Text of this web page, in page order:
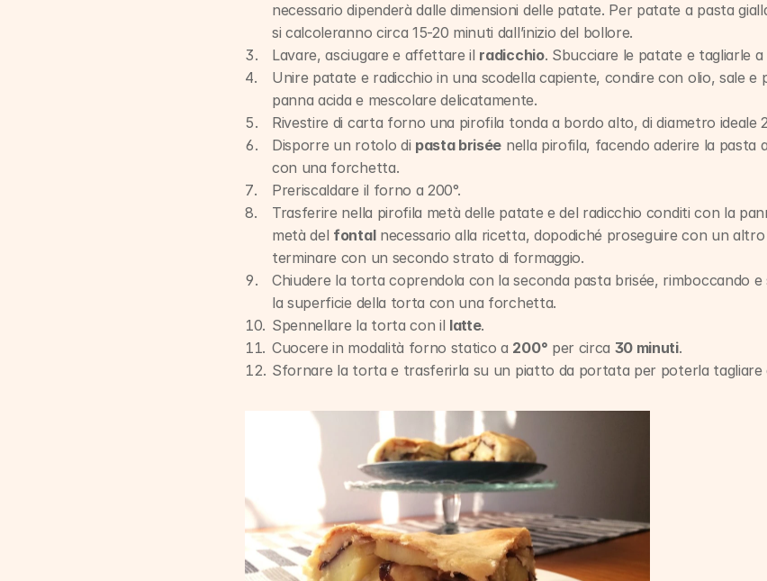
necessario dipenderà dalle dimensioni delle patate. Per patate a pasta
si calcoleranno circa 15-20 minuti dall’inizio del bollore.
Lavare, asciugare e affettare il radicchio. Sbucciare le patate e tagliarle a
Unire patate e radicchio in una scodella capiente, condire con olio, sale e
panna acida e mescolare delicatamente.
Rivestire di carta forno una pirofila tonda a bordo alto, di diametro ideale
Disporre un rotolo di pasta brisée nella pirofila, facendo aderire la pasta
con una forchetta.
Preriscaldare il forno a 200°.
Trasferire nella pirofila metà delle patate e del radicchio conditi con la
metà del fontal necessario alla ricetta, dopodiché proseguire con un
terminare con un secondo strato di formaggio.
Chiudere la torta coprendola con la seconda pasta brisée, rimboccando e
la superficie della torta con una forchetta.
Spennellare la torta con il latte.
Cuocere in modalità forno statico a 200° per circa 30 minuti.
Sfornare la torta e trasferirla su un piatto da portata per poterla tagliare